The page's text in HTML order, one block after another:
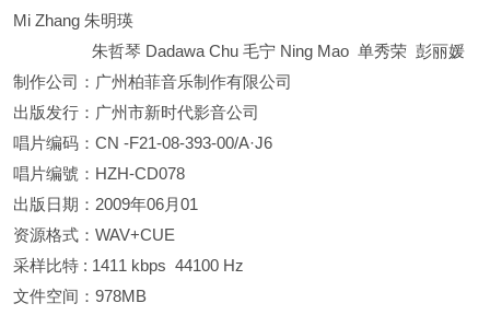
Mi Zhang 朱明瑛
朱哲琴 Dadawa Chu 毛宁 Ning Mao 单秀荣 彭丽媛
制作公司：广州柏菲音乐制作有限公司
出版发行：广州市新时代影音公司
唱片编码：CN -F21-08-393-00/A·J6
唱片编號：HZH-CD078
出版日期：2009年06月01
资源格式：WAV+CUE
采样比特 : 1411 kbps 44100 Hz
文件空间：978MB